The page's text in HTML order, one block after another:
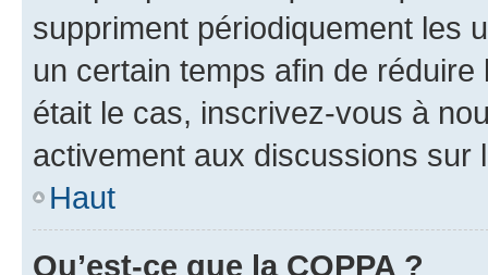
suppriment périodiquement les
un certain temps afin de
était le cas, inscrivez-vous à
activement aux discussions sur
Haut
Qu’est-ce que la COPPA ?